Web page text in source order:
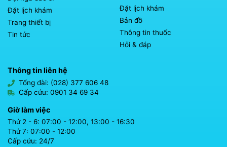
Đặt lịch khám
Trang thiết bị
Tin tức
Đặt lịch khám
Bản đồ
Thông tin thuốc
Hỏi & đáp
Thông tin liên hệ
Tổng đài: (028) 377 606 48
Cấp cứu: 0901 34 69 34
Giờ làm việc
Thứ 2 - 6: 07:00 - 12:00, 13:00 - 16:30
Thứ 7: 07:00 - 12:00
Cấp cứu: 24/7